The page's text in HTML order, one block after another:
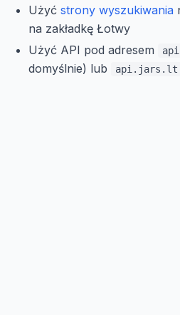
Użyć strony wyszukiwania
na zakładkę Łotwy
Użyć API pod adresem
domyślnie) lub
api.jars.lt